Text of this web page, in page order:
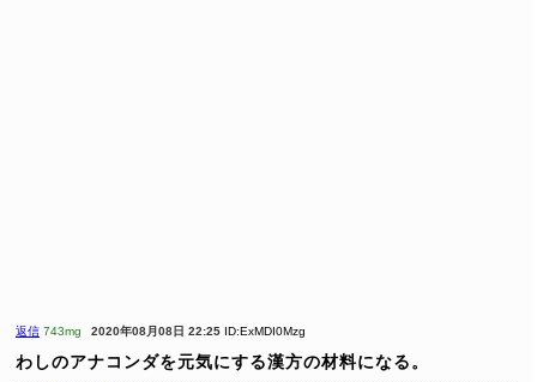
返信 743mg 2020年08月08日 22:25 ID:ExMDI0Mzg
わしのアナコンダを元気にする漢方の材料になる。